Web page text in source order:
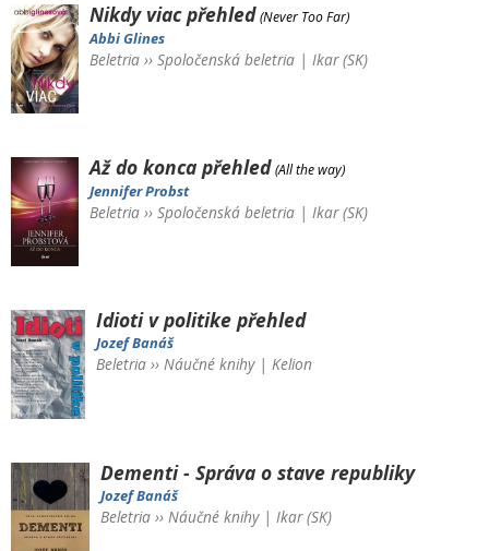
Nikdy viacpřehled (Never Too Far)
Abbi Glines
Beletria ››Spoločenská beletria |Ikar (SK)
Až do koncapřehled (All the way)
Jennifer Probst
Beletria ››Spoločenská beletria |Ikar (SK)
Idioti v politike přehled
Jozef Banáš
Beletria›› Náučné knihy| Kelion
Dementi - Správa o stave republiky
Jozef Banáš
Beletria›› Náučné knihy| Ikar (SK)